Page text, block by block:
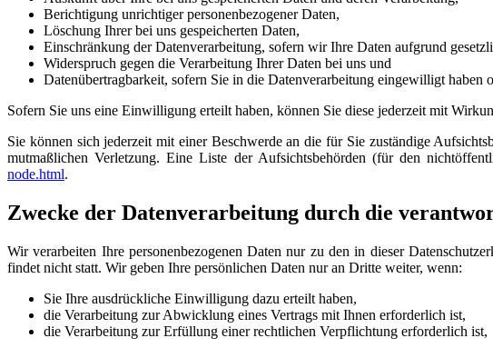
Berichtigung unrichtiger personenbezogener Daten,
Löschung Ihrer bei uns gespeicherten Daten,
Einschränkung der Datenverarbeitung, sofern wir Ihre Daten aufgrund
Widerspruch gegen die Verarbeitung Ihrer Daten bei uns und
Datenübertragbarkeit, sofern Sie in die Datenverarbeitung eingewilligt haben
Sofern Sie uns eine Einwilligung erteilt haben, können Sie diese jederzeit mit
Sie können sich jederzeit mit einer Beschwerde an die für Sie zuständige
mutmaßlichen Verletzung. Eine Liste der Aufsichtsbehörden (für den
node.html.
Zwecke der Datenverarbeitung durch die
Wir verarbeiten Ihre personenbezogenen Daten nur zu den in dieser
findet nicht statt. Wir geben Ihre persönlichen Daten nur an Dritte weiter, wenn:
Sie Ihre ausdrückliche Einwilligung dazu erteilt haben,
die Verarbeitung zur Abwicklung eines Vertrags mit Ihnen erforderlich ist,
die Verarbeitung zur Erfüllung einer rechtlichen Verpflichtung erforderlich ist,